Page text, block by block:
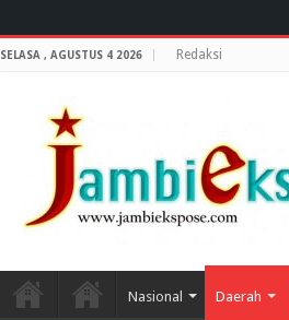
SELASA , AGUSTUS 4 2026 Redaksi
Nasional Daerah